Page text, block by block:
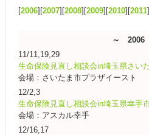
[2006][2007][2008][2009][2010][2011
～ 2006
11/11,19,29
生命保険見直し相談会in埼玉県さい
会場：さいたま市プラザイースト
12/2,3
生命保険見直し相談会in埼玉県幸手
会場：アスカル幸手
12/16,17